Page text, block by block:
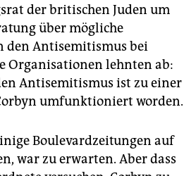
der britischen Juden um
über mögliche
den Antisemitismus bei
Organisationen lehnten ab:
Antisemitismus ist zu einer
umfunktioniert worden.
Boulevardzeitungen auf
war zu erwarten. Aber dass